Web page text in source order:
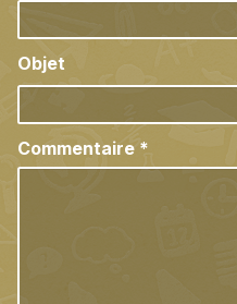
Objet
Commentaire *